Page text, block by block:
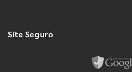
Site Seguro